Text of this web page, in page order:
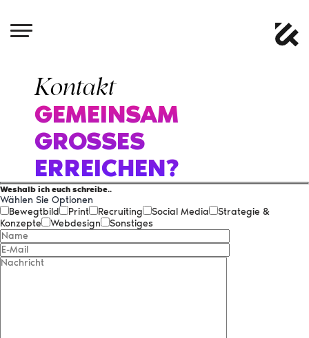
Kontakt
GEMEINSAM
GROSSES
ERREICHEN?
Weshalb ich euch schreibe..
Wählen Sie Optionen
Bewegtbild
Print Recruiting Social Media
Strategie &
Konzepte
Webdesign Sonstiges